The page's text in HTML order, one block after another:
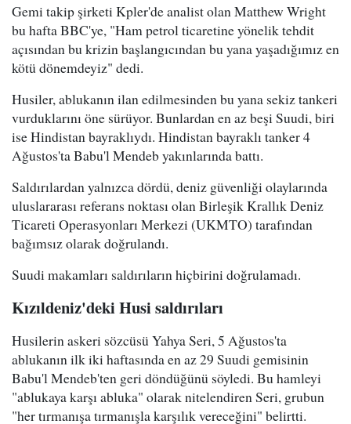
Gemi takip şirketi Kpler'de analist olan Matthew Wright
bu hafta BBC'ye, "Ham petrol ticaretine yönelik tehdit
açısından bu krizin başlangıcından bu yana yaşadığımız en
kötü dönemdeyiz" dedi.
Husiler, ablukanın ilan edilmesinden bu yana sekiz tankeri
vurduklarını öne sürüyor. Bunlardan en az beşi Suudi, biri
ise Hindistan bayraklıydı. Hindistan bayraklı tanker 4
Ağustos'ta Babu'l Mendeb yakınlarında battı.
Saldırılardan yalnızca dördü, deniz güvenliği olaylarında
uluslararası referans noktası olan Birleşik Krallık Deniz
Ticareti Operasyonları Merkezi (UKMTO) tarafından
bağımsız olarak doğrulandı.
Suudi makamları saldırıların hiçbirini doğrulamadı.
Kızıldeniz'deki Husi saldırıları
Husilerin askeri sözcüsü Yahya Seri, 5 Ağustos'ta
ablukanın ilk iki haftasında en az 29 Suudi gemisinin
Babu'l Mendeb'ten geri döndüğünü söyledi. Bu hamleyi
"ablukaya karşı abluka" olarak nitelendiren Seri, grubun
"her tırmanışa tırmanışla karşılık vereceğini" belirtti.